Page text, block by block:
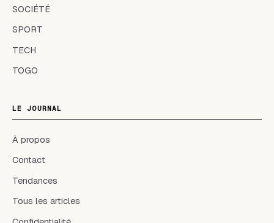
SOCIÉTÉ
SPORT
TECH
TOGO
LE JOURNAL
À propos
Contact
Tendances
Tous les articles